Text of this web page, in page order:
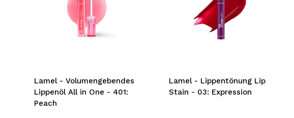
Lamel - Volumengebendes
Lippenöl All in One - 401:
Peach
Lamel - Lippentönung Lip
Stain - 03: Expression